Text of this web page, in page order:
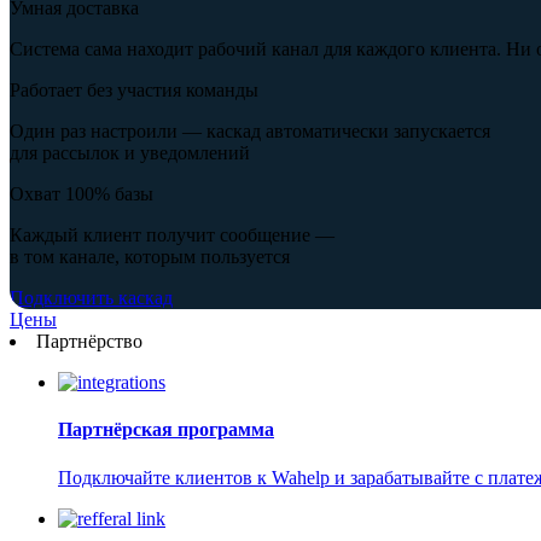
Умная доставка
Система сама находит рабочий канал для каждого клиента. Ни
Работает без участия команды
Один раз настроили — каскад автоматически запускается
для рассылок и уведомлений
Охват 100% базы
Каждый клиент получит сообщение —
в том канале, которым пользуется
Подключить каскад
Цены
Партнёрство
Партнёрская программа
Подключайте клиентов к Wahelp и зарабатывайте с